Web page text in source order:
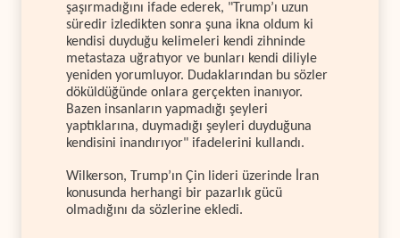
şaşırmadığını ifade ederek, "Trump’ı uzun
süredir izledikten sonra şuna ikna oldum ki
kendisi duyduğu kelimeleri kendi zihninde
metastaza uğratıyor ve bunları kendi diliyle
yeniden yorumluyor. Dudaklarından bu sözler
döküldüğünde onlara gerçekten inanıyor.
Bazen insanların yapmadığı şeyleri
yaptıklarına, duymadığı şeyleri duyduğuna
kendisini inandırıyor" ifadelerini kullandı.
Wilkerson, Trump’ın Çin lideri üzerinde İran
konusunda herhangi bir pazarlık gücü
olmadığını da sözlerine ekledi.